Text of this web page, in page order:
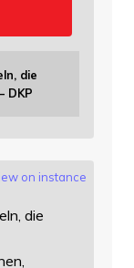
die
DKP
on instance
die